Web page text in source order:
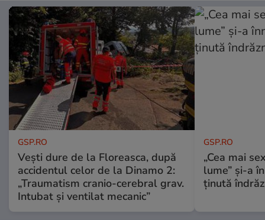
GSP.RO
Vești dure de la Floreasca, după
accidentul celor de la Dinamo 2:
„Traumatism cranio-cerebral grav.
Intubat și ventilat mecanic”
GSP.RO
„Cea mai
lume” și-a
ținută